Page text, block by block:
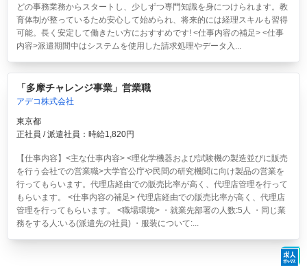
どの事務業務からスタートし、少しずつ専門知識を身につけられます。教
育体制が整っているため安心して始められ、将来的には経理スキルも習得
可能。長く安定して働きたい方におすすめです! <仕事内容の補足> <仕事
内容>派遣期間中はシステムを使用した請求処理やデータ入...
「多摩チャレンジ事業」営業職
アデコ株式会社
東京都
正社員 / 派遣社員：時給1,820円
【仕事内容】<主な仕事内容> <理化学機器および試験機の製造並びに販売
を行う会社での営業職>大学官公庁や民間の研究機関に向け製品の営業を
行ってもらいます。代理店経由での販売比率が高く、代理店管理を行って
もらいます。 <仕事内容の補足> 代理店経由での販売比率が高く、代理店
管理を行ってもらいます。 <職場環境> ・就業先部署の人数:5人 ・同じ業
務をする人:いる(派遣先の社員) ・服装について:...